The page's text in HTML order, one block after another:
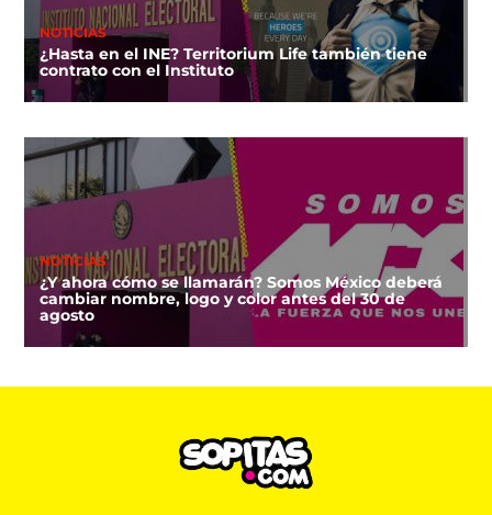
NOTICIAS
¿Hasta en el INE? Territorium Life también tiene
contrato con el Instituto
NOTICIAS
¿Y ahora cómo se llamarán? Somos México deberá
cambiar nombre, logo y color antes del 30 de
agosto